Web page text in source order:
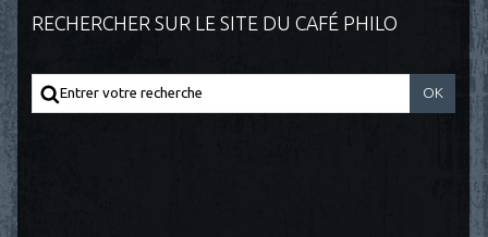
RECHERCHER SUR LE SITE DU CAFÉ PHILO